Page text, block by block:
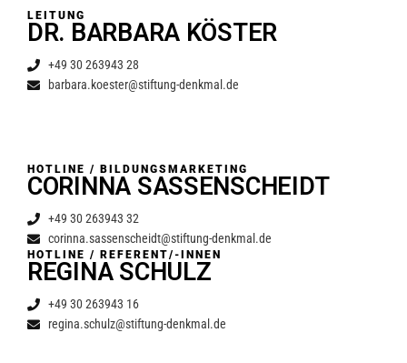
LEITUNG
DR. BARBARA KÖSTER
+49 30 263943 28
barbara.koester@stiftung-denkmal.de
HOTLINE / BILDUNGSMARKETING
CORINNA SASSENSCHEIDT
+49 30 263943 32
corinna.sassenscheidt@stiftung-denkmal.de
HOTLINE / REFERENT/-INNEN
REGINA SCHULZ
+49 30 263943 16
regina.schulz@stiftung-denkmal.de